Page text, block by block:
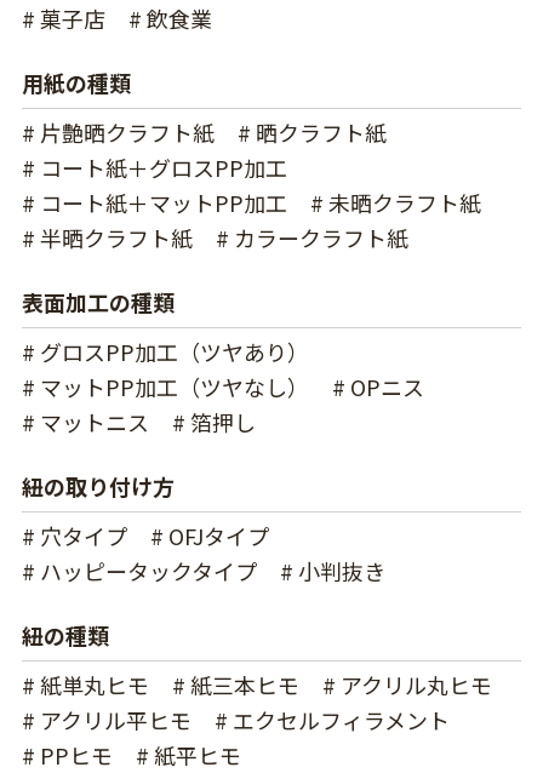
# 菓子店
# 飲食業
用紙の種類
# 片艶晒クラフト紙
# 晒クラフト紙
# コート紙＋グロスPP加工
# コート紙＋マットPP加工
# 未晒クラフト紙
# 半晒クラフト紙
# カラークラフト紙
表面加工の種類
# グロスPP加工（ツヤあり）
# マットPP加工（ツヤなし）
# OPニス
# マットニス
# 箔押し
紐の取り付け方
# 穴タイプ
# OFJタイプ
# ハッピータックタイプ
# 小判抜き
紐の種類
# 紙単丸ヒモ
# 紙三本ヒモ
# アクリル丸ヒモ
# アクリル平ヒモ
# エクセルフィラメント
# PPヒモ
# 紙平ヒモ